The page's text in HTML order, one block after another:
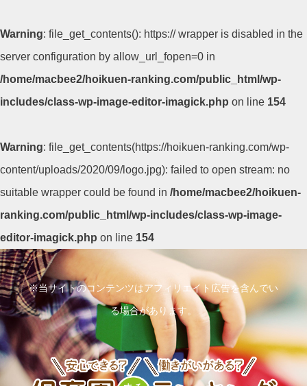
Warning: file_get_contents(): https:// wrapper is disabled in the
server configuration by allow_url_fopen=0 in
/home/macbee2/hoikuen-ranking.com/public_html/wp-
includes/class-wp-image-editor-imagick.php on line 154
Warning: file_get_contents(https://hoikuen-ranking.com/wp-
content/uploads/2020/09/logo.jpg): failed to open stream: no
suitable wrapper could be found in /home/macbee2/hoikuen-
ranking.com/public_html/wp-includes/class-wp-image-
editor-imagick.php on line 154
コ
ン
テ
ン
ツ
※当サイトのコンテンツはアフィリエイト広告を含んでい
る場合があります。